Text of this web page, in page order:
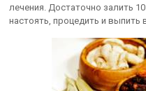
лечения. Достаточно залить
настоять, процедить и выпить